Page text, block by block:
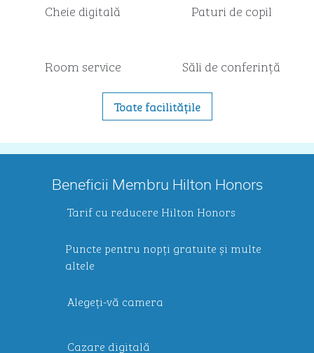
Cheie digitală Paturi de copil
Room service Săli de conferință
Toate facilitățile
Beneficii Membru Hilton Honors
Tarif cu reducere Hilton Honors
Puncte pentru nopți gratuite și multe
altele
Alegeți-vă camera
Cazare digitală